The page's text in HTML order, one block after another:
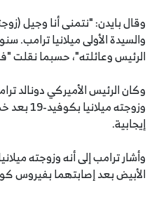
وقال بايدن: "نتمنى أنا وجيل
والسيدة الأولى ميلانيا
الرئيس وعائلته"، حسبما نقلت
وكان الرئيس الأميركي دونالد
وزوجته
إيجابية.
وأشار ترامب إلى أنه وزوجته
الأبيض بعد إصابتهما بفيروس